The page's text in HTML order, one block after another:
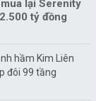
lại Serenity
tỷ đồng
hầm Kim Liên
đôi 99 tầng